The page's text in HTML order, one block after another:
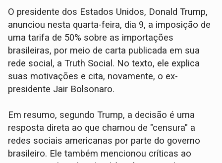
O presidente dos Estados Unidos, Donald Trump,
anunciou nesta quarta-feira, dia 9, a imposição de
uma tarifa de 50% sobre as importações
brasileiras, por meio de carta publicada em sua
rede social, a Truth Social. No texto, ele explica
suas motivações e cita, novamente, o ex-
presidente Jair Bolsonaro.
Em resumo, segundo Trump, a decisão é uma
resposta direta ao que chamou de "censura" a
redes sociais americanas por parte do governo
brasileiro. Ele também mencionou críticas ao